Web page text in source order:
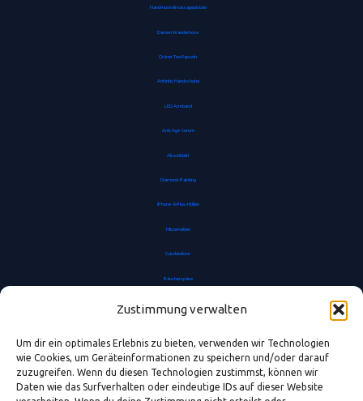
Zustimmung verwalten
Um dir ein optimales Erlebnis zu bieten, verwenden wir Technologien
wie Cookies, um Geräteinformationen zu speichern und/oder darauf
zuzugreifen. Wenn du diesen Technologien zustimmst, können wir
Daten wie das Surfverhalten oder eindeutige IDs auf dieser Website
Handmuskelmassagepistole
Damen Wanderhose
Grüner Tee Kapseln
Arthritis Handschuhe
LED Armband
Anti-Age Serum
Akustikbild
Diamond-Painting
iPhone-8-Plus-Hüllen
Hitzemelder
Gasdetektor
Räucherspäne
Petrollampe